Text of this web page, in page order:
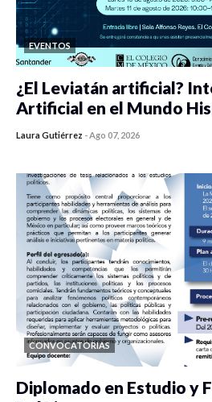
EVENTOS
¿El Leviatán artificial?
Artificial en el Mundo
Laura Gutiérrez -Ago 07, 2026
CONVOCATORIAS
Diplomado en Estudio y